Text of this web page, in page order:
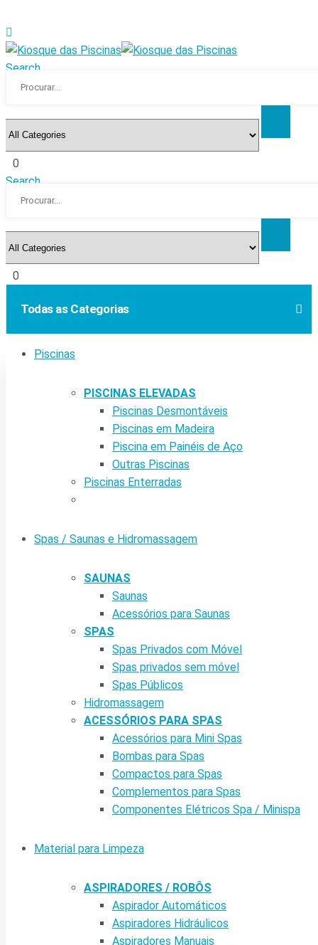
Search
0
Search
0
Todas as Categorias
Piscinas
PISCINAS ELEVADAS
Piscinas Desmontáveis
Piscinas em Madeira
Piscina em Painéis de Aço
Outras Piscinas
Piscinas Enterradas
Spas / Saunas e Hidromassagem
SAUNAS
Saunas
Acessórios para Saunas
SPAS
Spas Privados com Móvel
Spas privados sem móvel
Spas Públicos
Hidromassagem
ACESSÓRIOS PARA SPAS
Acessórios para Mini Spas
Bombas para Spas
Compactos para Spas
Complementos para Spas
Componentes Elétricos Spa / Minispa
Material para Limpeza
ASPIRADORES / ROBÔS
Aspirador Automáticos
Aspiradores Hidráulicos
Aspiradores Manuais